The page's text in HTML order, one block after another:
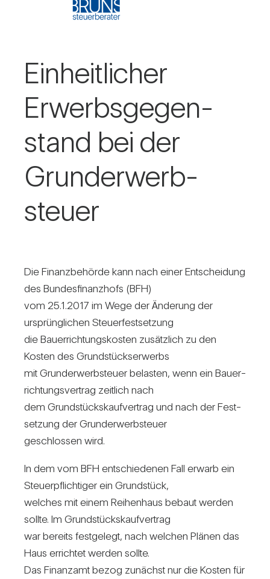
Ein­heit­li­cher
Erwerbs­ge­gen­
stand bei der
Grund­er­werb­
steuer
Die Finanz­be­hörde kann nach einer Ent­schei­dung
des Bun­des­fi­nanz­hofs (BFH)
vom 25.1.2017 im Wege der Ände­rung der
ursprüng­li­chen Steu­er­fest­set­zung
die Bau­er­rich­tungs­kosten zusätz­lich zu den
Kosten des Grund­stücks­er­werbs
mit Grund­er­werb­steuer belasten, wenn ein Bau­er­
rich­tungs­ver­trag zeit­lich nach
dem Grund­stücks­kauf­ver­trag und nach der Fest­
set­zung der Grund­er­werb­steuer
geschlossen wird.
In dem vom BFH ent­schie­denen Fall erwarb ein
Steu­er­pflich­tiger ein Grund­stück,
wel­ches mit einem Rei­hen­haus bebaut werden
sollte. Im Grund­stücks­kauf­ver­trag
war bereits fest­ge­legt, nach wel­chen Plänen das
Haus errichtet werden sollte.
Das Finanzamt bezog zunächst nur die Kosten für